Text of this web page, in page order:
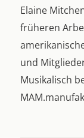
Elaine
früheren
und
Musikalisch